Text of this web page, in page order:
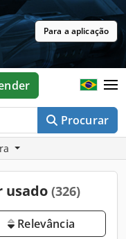
Para a aplicação
Procurar
usado (326)
Relevância